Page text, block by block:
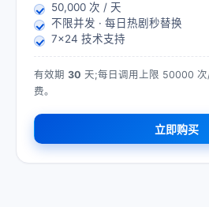
50,000 次 / 天
不限并发 · 每日热剧秒替换
7×24 技术支持
有效期 30 天;每日调用上限 50000
费。
立即购买